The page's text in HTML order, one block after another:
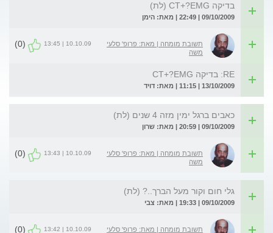
בדיקה CT+?EMG (לת)
09/10/2009 | 22:49 | מאת: הימן
תשובת מומחה | מאת: פרופ' סלעי
משה
10.10.09 | 13:45
(0)
RE: בדיקה CT+?EMG
13/10/2009 | 11:15 | מאת: דויד
כאבים ברגל ימין מזה 4 שנים (לת)
09/10/2009 | 20:59 | מאת: שרון
תשובת מומחה | מאת: פרופ' סלעי
משה
10.10.09 | 13:43
(0)
גלי חום וקור מעל הברך..? (לת)
09/10/2009 | 19:33 | מאת: צבי
תשובת מומחה | מאת: פרופ' סלעי
10.10.09 | 13:42
(0)